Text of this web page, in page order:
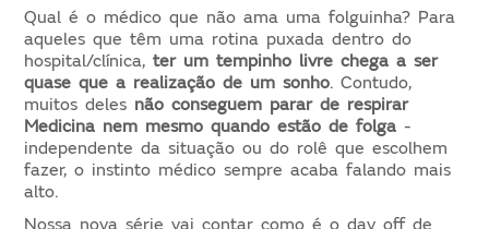
Qual é o médico que não ama uma folguinha? Para
aqueles que têm uma rotina puxada dentro do
hospital/clínica, ter um tempinho livre chega a ser
quase que a realização de um sonho. Contudo,
muitos deles não conseguem parar de respirar
Medicina nem mesmo quando estão de folga -
independente da situação ou do rolê que escolhem
fazer, o instinto médico sempre acaba falando mais
alto.